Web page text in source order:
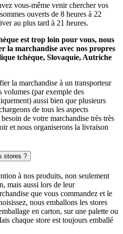
vous-même venir chercher vos
ouverts de 8 heures à 22
au plus tard à 21 heures.
est trop loin pour vous, nous
la marchandise avec nos propres
tchèque, Slovaquie, Autriche
la marchandise à un transporteur
(par exemple des
aussi bien que plusieurs
de tous les aspects
de votre marchandise très très
et nous organiserons la livraison
stores ?
à nos produits, non seulement
mais aussi lors de leur
que vous commandez et le
nous emballons les stores
en carton, sur une palette ou
chaque store est toujours emballé